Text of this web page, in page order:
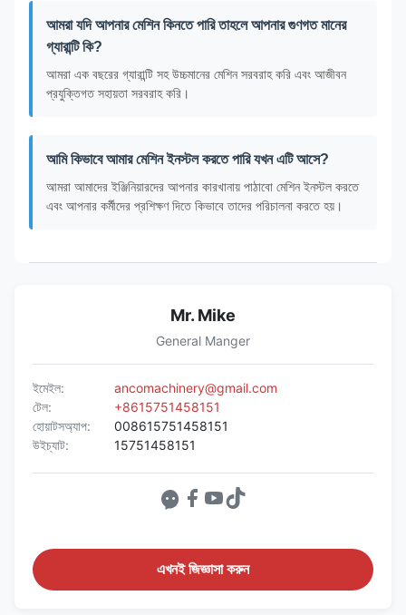
আমরা যদি আপনার মেশিন কিনতে পারি তাহলে আপনার গুণগত মানের
গ্যারান্টি কি?
আমরা এক বছরের গ্যারান্টি সহ উচ্চমানের মেশিন সরবরাহ করি এবং আজীবন
প্রযুক্তিগত সহায়তা সরবরাহ করি।
আমি কিভাবে আমার মেশিন ইনস্টল করতে পারি যখন এটি আসে?
আমরা আমাদের ইঞ্জিনিয়ারদের আপনার কারখানায় পাঠাবো মেশিন ইনস্টল করতে
এবং আপনার কর্মীদের প্রশিক্ষণ দিতে কিভাবে তাদের পরিচালনা করতে হয়।
Mr. Mike
General Manger
ইমেইল:
ancomachinery@gmail.com
টেল:
+8615751458151
হোয়াটসঅ্যাপ:
008615751458151
উইচ্যাট:
15751458151
এখনই জিজ্ঞাসা করুন